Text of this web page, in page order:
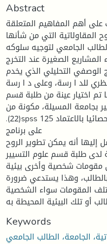
Abstract
أهم المفاهیم المتعلقة
المقاولاتیة التي من شأنها
الجامعي لتوجیه سلوكه
المشاریع الصغیرة عند التخرج.
الوصفي التحلیلي الذي یخدم
للد ا رسة، وعلى د ا رسة
تم اختیار عینة من طلبة قسم
بجامعة المسیلة، مكونة من
.(22)spss 125 طالب، وتم تحلیل الاستبیان إحصائیا بالاعتماد
على برنامج
إلیها أنه یمكن تطویر الروح
لدى طلبة قسم علوم التسییر
مقومات شخصیة وأخرى بیئیة
وهذا یستدعي ضرورة
المقومات سواء الشخصیة
Keywords